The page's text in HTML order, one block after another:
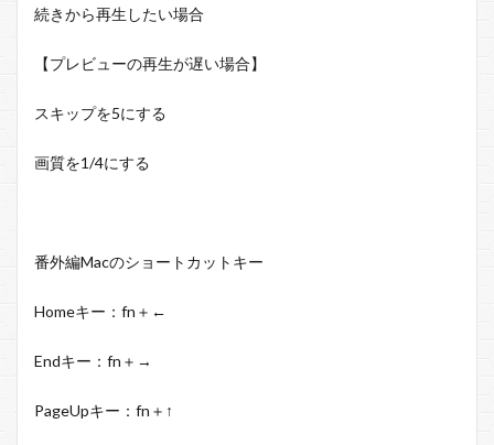
続きから再生したい場合
【プレビューの再生が遅い場合】
スキップを5にする
画質を1/4にする
番外編Macのショートカットキー
Homeキー： fn ＋ ←
Endキー： fn ＋ →
PageUpキー ：fn ＋ ↑